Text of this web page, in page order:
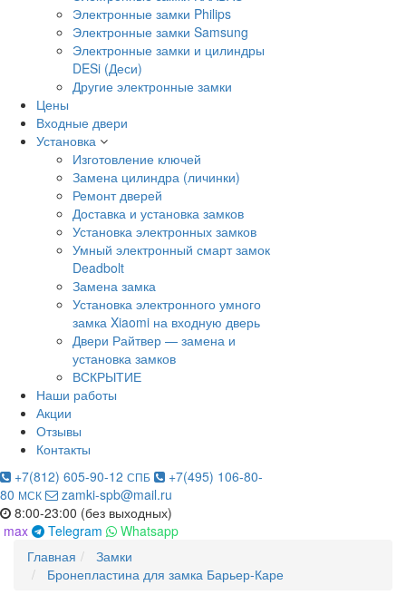
Электронные замки Philips
Электронные замки Samsung
Электронные замки и цилиндры
DESi (Деси)
Другие электронные замки
Цены
Входные двери
Установка
Изготовление ключей
Замена цилиндра (личинки)
Ремонт дверей
Доставка и установка замков
Установка электронных замков
Умный электронный смарт замок
Deadbolt
Замена замка
Установка электронного умного
замка Xiaomi на входную дверь
Двери Райтвер — замена и
установка замков
ВСКРЫТИЕ
Наши работы
Акции
Отзывы
Контакты
+7(812) 605-90-12 СПБ
+7(495) 106-80-
80 МСК
zamki-spb@mail.ru
8:00-23:00 (без выходных)
max
Telegram
Whatsapp
Главная
Замки
Бронепластина для замка Барьер-Каре